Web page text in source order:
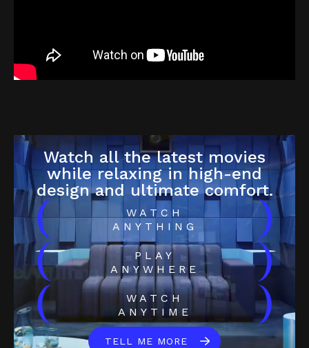
Watch all the latest movies
while relaxing in high-end
design and ultimate comfort.
(
WATCH
ANYTHING
)
(
PLAY
ANYWHERE
)
(
WATCH
ANYTIME
)
TELL ME MORE